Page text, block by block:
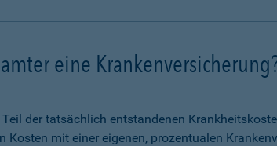
eine
der tatsächlich entstandenen
mit einer eigenen, prozentualen